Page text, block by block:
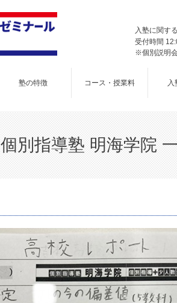
入塾に関す
受付時間
※個別説明
塾の特徴 コース・授業料 入
個別指導塾 明海学院